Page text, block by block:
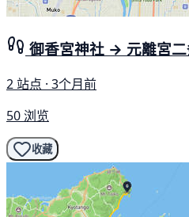
御香宮神社 → 元離宮
2 站点 · 3个月前
50 浏览
收藏